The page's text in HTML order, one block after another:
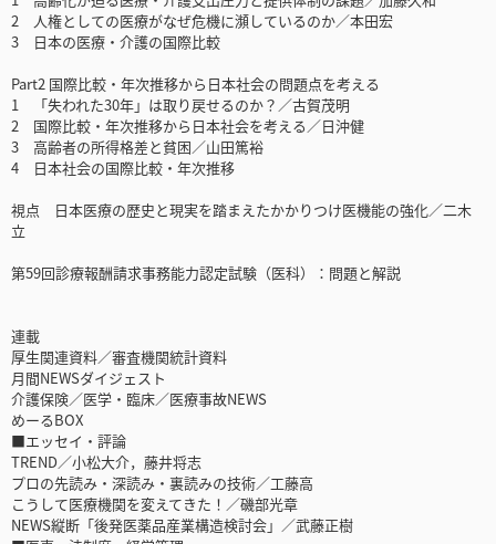
2 人権としての医療がなぜ危機に瀕しているのか／本田宏
3 日本の医療・介護の国際比較
Part2 国際比較・年次推移から日本社会の問題点を考える
1 「失われた30年」は取り戻せるのか？／古賀茂明
2 国際比較・年次推移から日本社会を考える／日沖健
3 高齢者の所得格差と貧困／山田篤裕
4 日本社会の国際比較・年次推移
視点 日本医療の歴史と現実を踏まえたかかりつけ医機能の強化／二木
立
第59回診療報酬請求事務能力認定試験（医科）：問題と解説
連載
厚生関連資料／審査機関統計資料
月間NEWSダイジェスト
介護保険／医学・臨床／医療事故NEWS
めーるBOX
■エッセイ・評論
TREND／小松大介，藤井将志
プロの先読み・深読み・裏読みの技術／工藤高
こうして医療機関を変えてきた！／磯部光章
NEWS縦断「後発医薬品産業構造検討会」／武藤正樹